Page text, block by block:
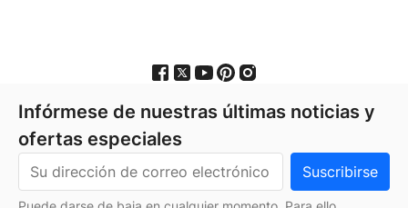
Infórmese de nuestras últimas noticias y
ofertas especiales